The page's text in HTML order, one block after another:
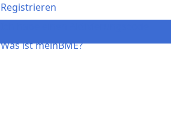
Registrieren
Was ist meinBME?